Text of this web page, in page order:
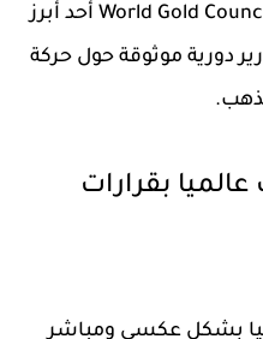
يعد مجلس الذهب العالمي World Gold Council أحد أبرز
دورية موثوقة حول حركة
بقرارات
بشكل عكسي ومباشر